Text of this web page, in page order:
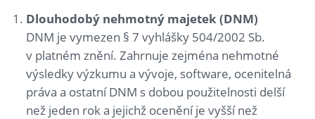
Dlouhodobý nehmotný majetek (DNM)
DNM je vymezen § 7 vyhlášky 504/2002 Sb.
v platném znění. Zahrnuje zejména nehmotné
výsledky výzkumu a vývoje, software, ocenitelná
práva a ostatní DNM s dobou použitelnosti delší
než jeden rok a jejichž ocenění je vyšší než